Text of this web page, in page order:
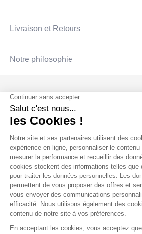
Livraison et Retours
Notre philosophie
NOS PRODUITS
THE KASE